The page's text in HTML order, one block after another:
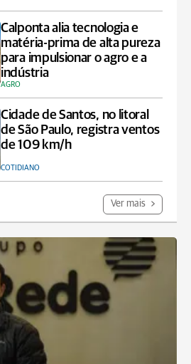
Calponta alia tecnologia e
matéria-prima de alta pureza
para impulsionar o agro e a
indústria
AGRO
Cidade de Santos, no litoral
de São Paulo, registra ventos
de 109 km/h
COTIDIANO
Ver mais